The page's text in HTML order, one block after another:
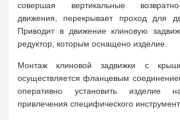
совершая вертикальные возвратно-
движения, перекрывает проход для
Приводит в движение клиновую
редуктор, которым оснащено изделие.
Монтаж клиновой задвижки с
осуществляется фланцевым
оперативно установить
привлечения специфического